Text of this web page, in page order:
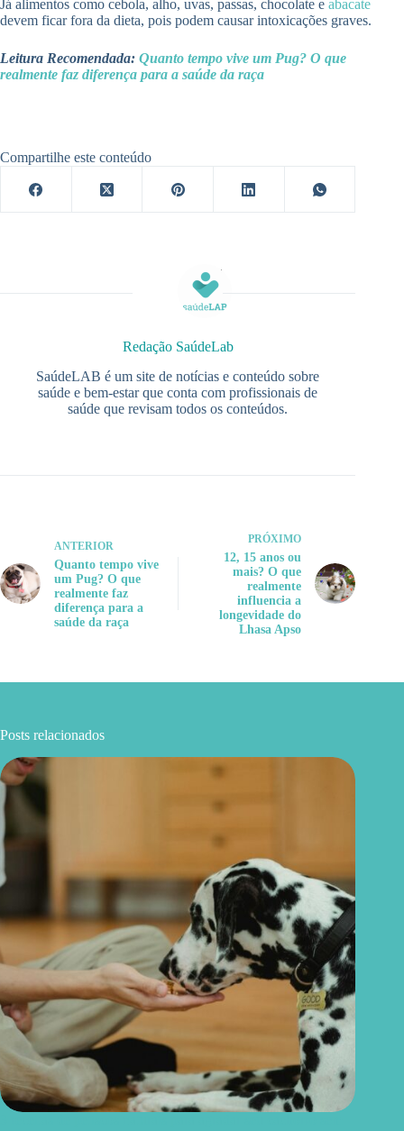
Já alimentos como cebola, alho, uvas, passas, chocolate e abacate
devem ficar fora da dieta, pois podem causar intoxicações graves.
Leitura Recomendada: Quanto tempo vive um Pug? O que
realmente faz diferença para a saúde da raça
Compartilhe este conteúdo
Redação SaúdeLab
SaúdeLAB é um site de notícias e conteúdo sobre
saúde e bem-estar que conta com profissionais de
saúde que revisam todos os conteúdos.
ANTERIOR
Quanto tempo vive
um Pug? O que
realmente faz
diferença para a
saúde da raça
PRÓXIMO
12, 15 anos ou
mais? O que
realmente
influencia a
longevidade do
Lhasa Apso
Posts relacionados